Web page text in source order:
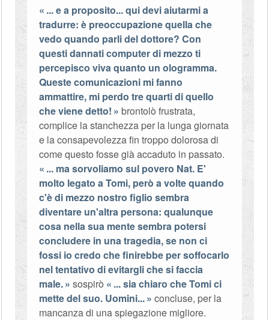
... e a proposito... qui devi aiutarmi a
tradurre: è preoccupazione quella che
vedo quando parli del dottore? Con
questi dannati computer di mezzo ti
percepisco viva quanto un ologramma.
Queste comunicazioni mi fanno
ammattire, mi perdo tre quarti di quello
che viene detto!
brontolò frustrata,
complice la stanchezza per la lunga giornata
e la consapevolezza fin troppo dolorosa di
come questo fosse già accaduto in passato.
... ma sorvoliamo sul povero Nat. E'
molto legato a Tomi, però a volte quando
c'è di mezzo nostro figlio sembra
diventare un'altra persona: qualunque
cosa nella sua mente sembra potersi
concludere in una tragedia, se non ci
fossi io credo che finirebbe per soffocarlo
nel tentativo di evitargli che si faccia
male.
sospirò
... sia chiaro che Tomi ci
mette del suo. Uomini...
concluse, per la
mancanza di una spiegazione migliore.